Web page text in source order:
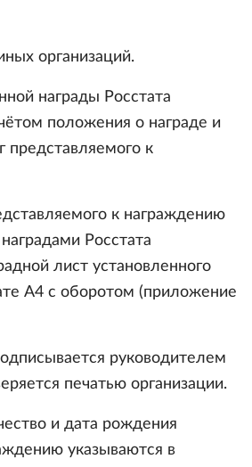
организаций.
награды Росстата
положения о награде и
представляемого к
к награждению
Росстата
лист установленного
А4 с оборотом (приложение
руководителем
печатью организации.
и дата рождения
указываются в